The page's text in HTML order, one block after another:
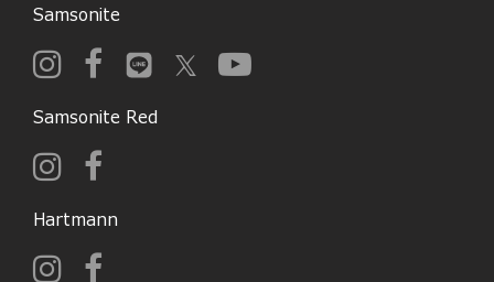
Samsonite
Samsonite Red
Hartmann